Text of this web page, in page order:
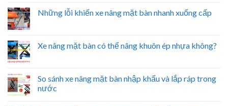
Những lỗi khiến xe nâng mặt bàn nhanh xuống cấp
Xe nâng mặt bàn có thể nâng khuôn ép nhựa không?
So sánh xe nâng mặt bàn nhập khẩu và lắp ráp trong
nước